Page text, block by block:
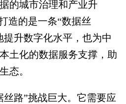
的城市治理和产业升
造的是一条“数据丝
升数字化水平，也为中
土化的数据服务支撑，助
态。
路”挑战巨大。它需要应